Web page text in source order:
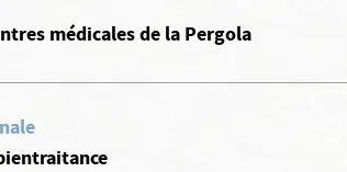
médicales de la Pergola